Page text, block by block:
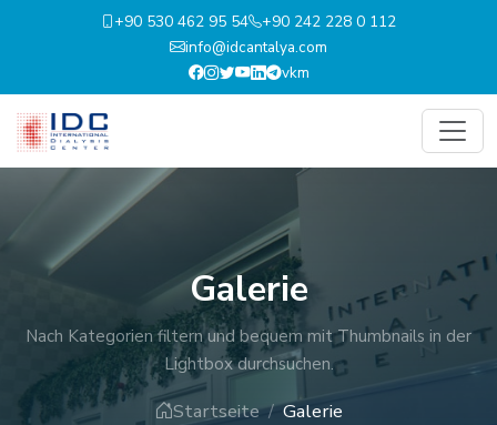
+90 530 462 95 54
+90 242 228 0 112
info@idcantalya.com
vkm
Galerie
Nach Kategorien filtern und bequem mit Thumbnails in der
Lightbox durchsuchen.
Startseite Galerie